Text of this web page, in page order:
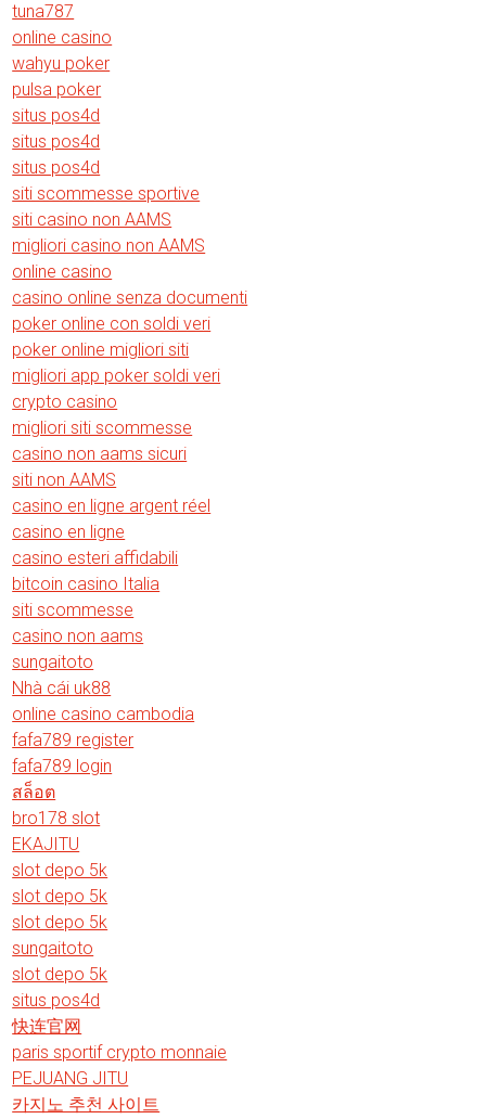
tuna787
online casino
wahyu poker
pulsa poker
situs pos4d
situs pos4d
situs pos4d
siti scommesse sportive
siti casino non AAMS
migliori casino non AAMS
online casino
casino online senza documenti
poker online con soldi veri
poker online migliori siti
migliori app poker soldi veri
crypto casino
migliori siti scommesse
casino non aams sicuri
siti non AAMS
casino en ligne argent réel
casino en ligne
casino esteri affidabili
bitcoin casino Italia
siti scommesse
casino non aams
sungaitoto
Nhà cái uk88
online casino cambodia
fafa789 register
fafa789 login
สล็อต
bro178 slot
EKAJITU
slot depo 5k
slot depo 5k
slot depo 5k
sungaitoto
slot depo 5k
situs pos4d
快连官网
paris sportif crypto monnaie
PEJUANG JITU
카지노 추천 사이트